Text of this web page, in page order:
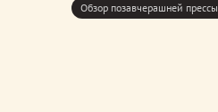
Обзор позавчерашней прессы